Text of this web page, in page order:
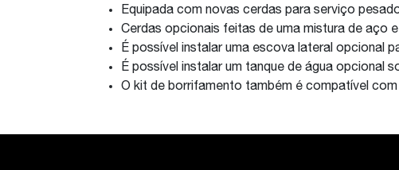
Equipada com novas cerdas para serviço
Cerdas opcionais feitas de uma mistura de aço
É possível instalar uma escova lateral opcional
É possível instalar um tanque de água opcional
O kit de borrifamento também é compatível